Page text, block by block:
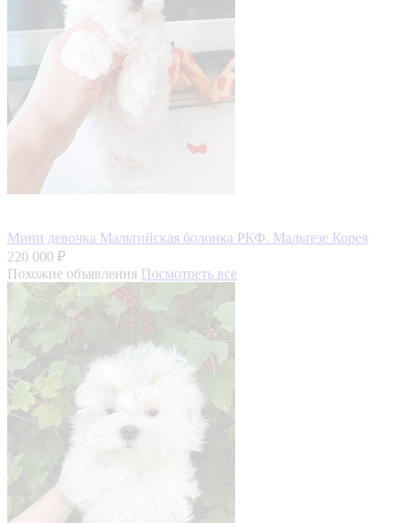
Мини девочка Мальтийская болонка РКФ. Мальтезе Корея
220 000 ₽
Похожие объявления Посмотреть все